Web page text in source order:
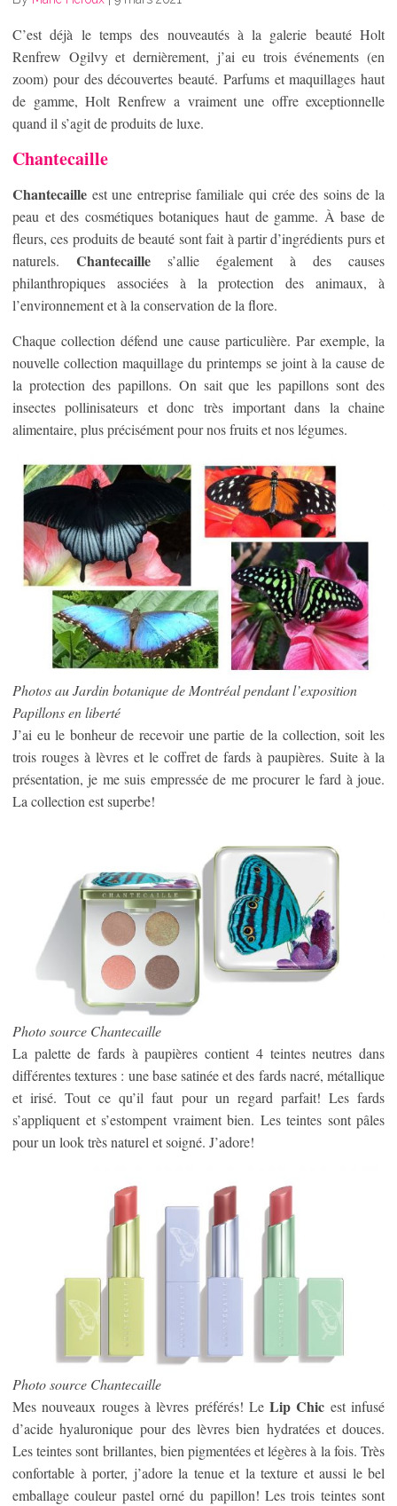
C’est déjà le temps des nouveautés à la galerie beauté Holt
Renfrew Ogilvy et dernièrement, j’ai eu trois événements (en
zoom) pour des découvertes beauté. Parfums et maquillages haut
de gamme, Holt Renfrew a vraiment une offre exceptionnelle
quand il s’agit de produits de luxe.
Chantecaille
Chantecaille est une entreprise familiale qui crée des soins de la
peau et des cosmétiques botaniques haut de gamme. À base de
fleurs, ces produits de beauté sont fait à partir d’ingrédients purs et
naturels. Chantecaille s’allie également à des causes
philanthropiques associées à la protection des animaux, à
l’environnement et à la conservation de la flore.
Chaque collection défend une cause particulière. Par exemple, la
nouvelle collection maquillage du printemps se joint à la cause de
la protection des papillons. On sait que les papillons sont des
insectes pollinisateurs et donc très important dans la chaine
alimentaire, plus précisément pour nos fruits et nos légumes.
Photos au Jardin botanique de Montréal pendant l’exposition
Papillons en liberté
J’ai eu le bonheur de recevoir une partie de la collection, soit les
trois rouges à lèvres et le coffret de fards à paupières. Suite à la
présentation, je me suis empressée de me procurer le fard à joue.
La collection est superbe!
Photo source Chantecaille
La palette de fards à paupières contient 4 teintes neutres dans
différentes textures : une base satinée et des fards nacré, métallique
et irisé. Tout ce qu’il faut pour un regard parfait! Les fards
s’appliquent et s’estompent vraiment bien. Les teintes sont pâles
pour un look très naturel et soigné. J’adore!
Photo source Chantecaille
Mes nouveaux rouges à lèvres préférés! LeLip Chic est infusé
d’acide hyaluronique pour des lèvres bien hydratées et douces.
Les teintes sont brillantes, bien pigmentées et légères à la fois. Très
confortable à porter, j’adore la tenue et la texture et aussi le bel
emballage couleur pastel orné du papillon! Les trois teintes sont